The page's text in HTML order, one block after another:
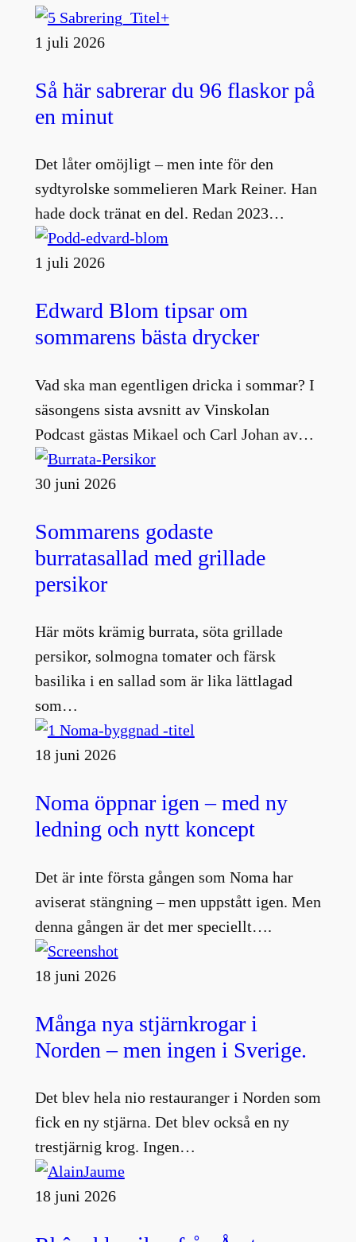
1 juli 2026
Så här sabrerar du 96 flaskor på
en minut
Det låter omöjligt – men inte för den
sydtyrolske sommelieren Mark Reiner. Han
hade dock tränat en del. Redan 2023…
1 juli 2026
Edward Blom tipsar om
sommarens bästa drycker
Vad ska man egentligen dricka i sommar? I
säsongens sista avsnitt av Vinskolan
Podcast gästas Mikael och Carl Johan av…
30 juni 2026
Sommarens godaste
burratasallad med grillade
persikor
Här möts krämig burrata, söta grillade
persikor, solmogna tomater och färsk
basilika i en sallad som är lika lättlagad
som…
18 juni 2026
Noma öppnar igen – med ny
ledning och nytt koncept
Det är inte första gången som Noma har
aviserat stängning – men uppstått igen. Men
denna gången är det mer speciellt….
18 juni 2026
Många nya stjärnkrogar i
Norden – men ingen i Sverige.
Det blev hela nio restauranger i Norden som
fick en ny stjärna. Det blev också en ny
trestjärnig krog. Ingen…
18 juni 2026